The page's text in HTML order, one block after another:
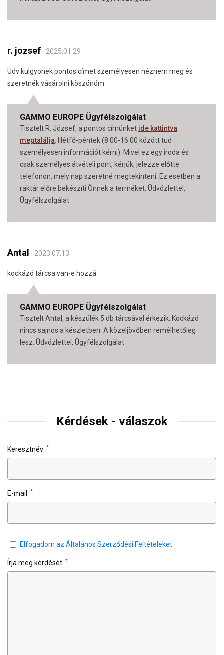
r. jozsef 2025.01.29
Üdv kulgyonek pontos címet személyesen néznem meg és
szeretnék vásárolni köszönöm
GAMMO EUROPE Ügyfélszolgálat
Tisztelt R. József, a pontos címünket ide kattintva
megtalálja. Hétfő-péntek (8:00-16:00 között tud
személyesen információt kérni). Mivel ez egy iroda és
csak személyes átvételi pont, kérjük, jelezze előtte
telefonon, mely nap szeretné megtekinteni. Ez esetben a
raktár előre bekészíti Önnek a terméket. Üdvözlettel,
Ügyfélszolgálat
Antal 2023.07.13
kockázó tárcsa van-e hozzá
GAMMO EUROPE Ügyfélszolgálat
Tisztelt Antal, a készülék 5 db tárcsával érkezik. Kockázó
nincs sajnos a készletben. A közeljövőben remélhetőleg
lesz. Üdvözlettel, Ügyfélszolgálat
Kérdések - válaszok
Keresztnév: *
E-mail: *
Elfogadom az Általános Szerződési Feltételeket
Írja meg kérdését: *